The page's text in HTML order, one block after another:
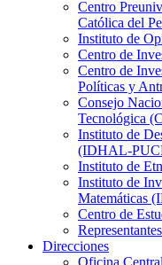
Centro
Católica del
Instituto de
Centro de
Centro de
Políticas y
Consejo
Tecnológica
Instituto de
(IDHAL-
Instituto de
Instituto de
Matemáticas
Centro de
Direcciones
Oficina